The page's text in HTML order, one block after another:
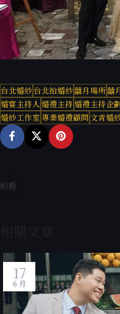
台北婚紗 台北拍婚紗囍月場所囍
婚宴主持人婚禮主持婚禮主持企
婚紗工作室 專業婚禮顧問文青婚
較新
17
6 月